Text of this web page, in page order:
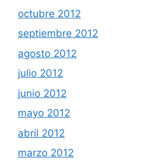
octubre 2012
septiembre 2012
agosto 2012
julio 2012
junio 2012
mayo 2012
abril 2012
marzo 2012